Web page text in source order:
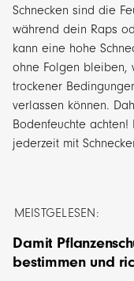
Schnecken sind die
während dein Raps
kann eine hohe
ohne Folgen bleiben,
trockener
verlassen können.
Bodenfeuchte
jederzeit mit
MEISTGELESEN:
Damit
bestimmen und